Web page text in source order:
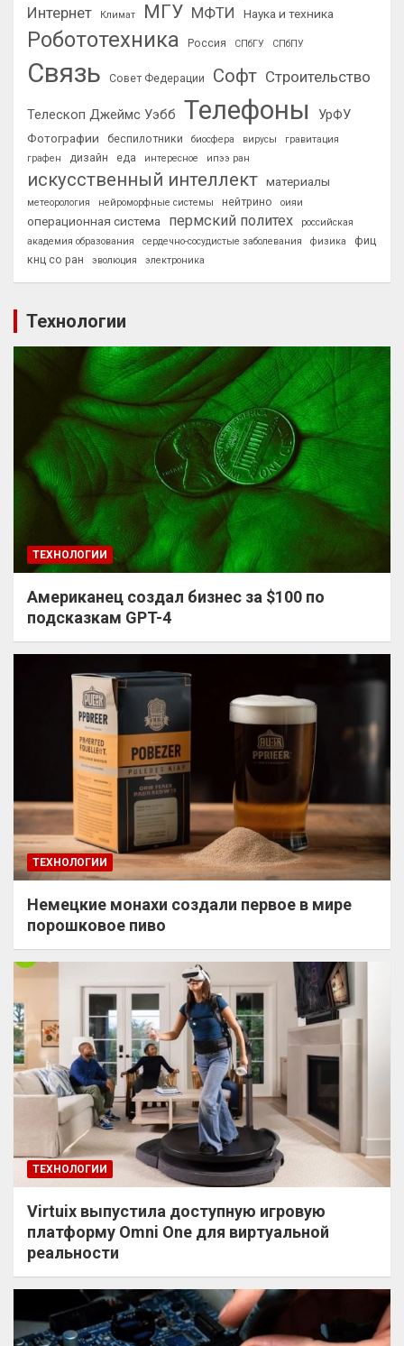
Интернет Климат МГУ МФТИ Наука и техника
Робототехника Россия СПбГУ СПбПУ
Связь Совет Федерации Софт Строительство
Телескоп Джеймс Уэбб Телефоны УрФУ
Фотографии беспилотники биосфера вирусы
гравитация
графен
дизайн еда интересное ипээ ран
искусственный интеллект материалы
метеорология нейроморфные системы нейтрино оияи
операционная система пермский политех
российская
академия образования
сердечно-сосудистые заболевания физика
фиц
кнц со ран
эволюция электроника
Технологии
ТЕХНОЛОГИИ
Американец создал бизнес за $100 по
подсказкам GPT-4
ТЕХНОЛОГИИ
Немецкие монахи создали первое в мире
порошковое пиво
ТЕХНОЛОГИИ
Virtuix выпустила доступную игровую
платформу Omni One для виртуальной
реальности